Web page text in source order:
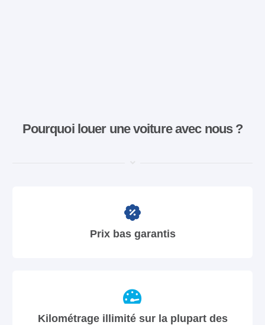
Pourquoi louer une voiture avec nous ?
Prix bas garantis
Kilométrage illimité sur la plupart des